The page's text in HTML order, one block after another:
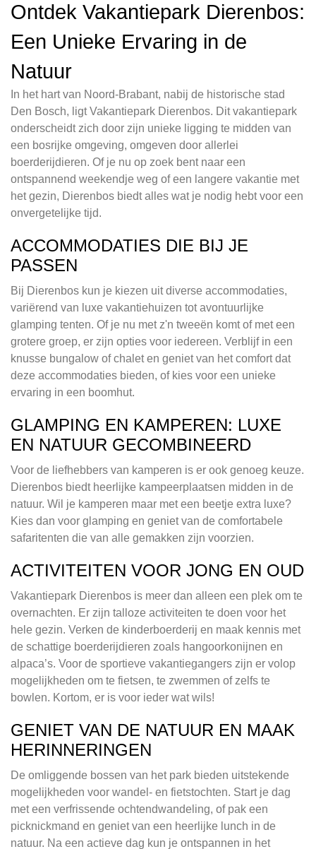
Ontdek Vakantiepark Dierenbos:
Een Unieke Ervaring in de
Natuur
In het hart van Noord-Brabant, nabij de historische stad
Den Bosch, ligt Vakantiepark Dierenbos. Dit vakantiepark
onderscheidt zich door zijn unieke ligging te midden van
een bosrijke omgeving, omgeven door allerlei
boerderijdieren. Of je nu op zoek bent naar een
ontspannend weekendje weg of een langere vakantie met
het gezin, Dierenbos biedt alles wat je nodig hebt voor een
onvergetelijke tijd.
ACCOMMODATIES DIE BIJ JE
PASSEN
Bij Dierenbos kun je kiezen uit diverse accommodaties,
variërend van luxe vakantiehuizen tot avontuurlijke
glamping tenten. Of je nu met z'n tweeën komt of met een
grotere groep, er zijn opties voor iedereen. Verblijf in een
knusse bungalow of chalet en geniet van het comfort dat
deze accommodaties bieden, of kies voor een unieke
ervaring in een boomhut.
GLAMPING EN KAMPEREN: LUXE
EN NATUUR GECOMBINEERD
Voor de liefhebbers van kamperen is er ook genoeg keuze.
Dierenbos biedt heerlijke kampeerplaatsen midden in de
natuur. Wil je kamperen maar met een beetje extra luxe?
Kies dan voor glamping en geniet van de comfortabele
safaritenten die van alle gemakken zijn voorzien.
ACTIVITEITEN VOOR JONG EN OUD
Vakantiepark Dierenbos is meer dan alleen een plek om te
overnachten. Er zijn talloze activiteiten te doen voor het
hele gezin. Verken de kinderboerderij en maak kennis met
de schattige boerderijdieren zoals hangoorkonijnen en
alpaca’s. Voor de sportieve vakantiegangers zijn er volop
mogelijkheden om te fietsen, te zwemmen of zelfs te
bowlen. Kortom, er is voor ieder wat wils!
GENIET VAN DE NATUUR EN MAAK
HERINNERINGEN
De omliggende bossen van het park bieden uitstekende
mogelijkheden voor wandel- en fietstochten. Start je dag
met een verfrissende ochtendwandeling, of pak een
picknickmand en geniet van een heerlijke lunch in de
natuur. Na een actieve dag kun je ontspannen in het